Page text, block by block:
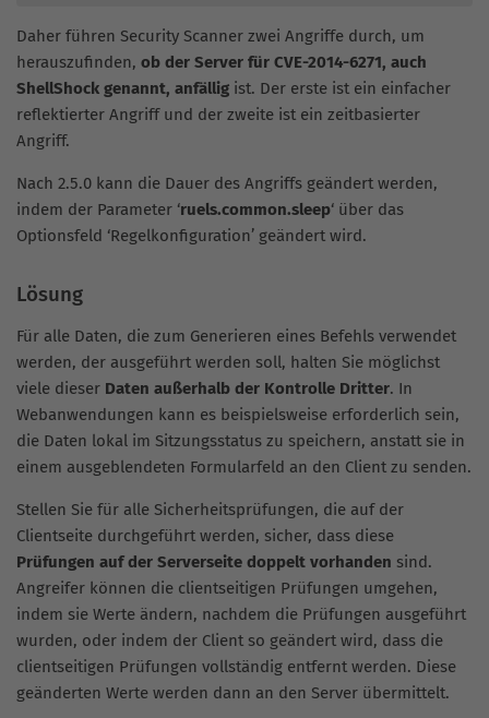
Daher führen Security Scanner zwei Angriffe durch, um
herauszufinden, ob der Server für CVE-2014-6271, auch
ShellShock genannt, anfällig ist. Der erste ist ein einfacher
reflektierter Angriff und der zweite ist ein zeitbasierter
Angriff.
Nach 2.5.0 kann die Dauer des Angriffs geändert werden,
indem der Parameter ‘ruels.common.sleep‘ über das
Optionsfeld ‘Regelkonfiguration’ geändert wird.
Lösung
Für alle Daten, die zum Generieren eines Befehls verwendet
werden, der ausgeführt werden soll, halten Sie möglichst
viele dieser Daten außerhalb der Kontrolle Dritter. In
Webanwendungen kann es beispielsweise erforderlich sein,
die Daten lokal im Sitzungsstatus zu speichern, anstatt sie in
einem ausgeblendeten Formularfeld an den Client zu senden.
Stellen Sie für alle Sicherheitsprüfungen, die auf der
Clientseite durchgeführt werden, sicher, dass diese
Prüfungen auf der Serverseite doppelt vorhanden sind.
Angreifer können die clientseitigen Prüfungen umgehen,
indem sie Werte ändern, nachdem die Prüfungen ausgeführt
wurden, oder indem der Client so geändert wird, dass die
clientseitigen Prüfungen vollständig entfernt werden. Diese
geänderten Werte werden dann an den Server übermittelt.